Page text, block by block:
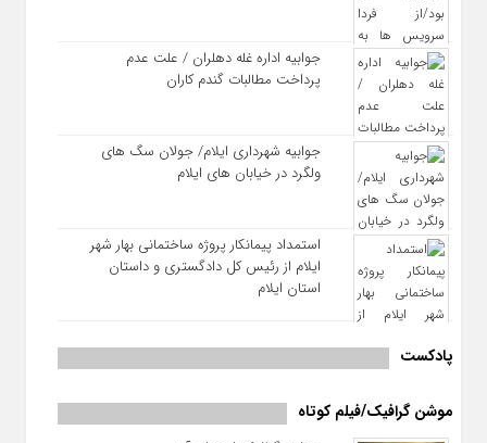
جوابیه اداره غله دهلران / علت عدم
پرداخت مطالبات گندم کاران
جوابیه شهرداری ایلام/ جولان سگ های
ولگرد در خیابان های ایلام
استمداد پیمانکار پروژه ساختمانی بهار شهر
ایلام از رئیس کل دادگستری و داستان
استان ایلام
پادکست
موشن گرافیک/فیلم کوتاه